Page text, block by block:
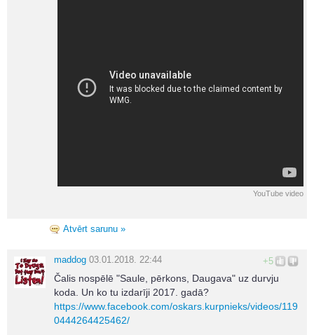
YouTube video
Atvērt sarunu »
+5
maddog 03.01.2018. 22:44
Čalis nospēlē "Saule, pērkons, Daugava" uz durvju
koda. Un ko tu izdarīji 2017. gadā?
https://www.facebook.com/oskars.kurpnieks/videos/119
0444264425462/